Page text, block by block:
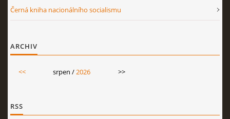
Černá kniha nacionálního socialismu
ARCHIV
<< srpen /2026 >>
RSS